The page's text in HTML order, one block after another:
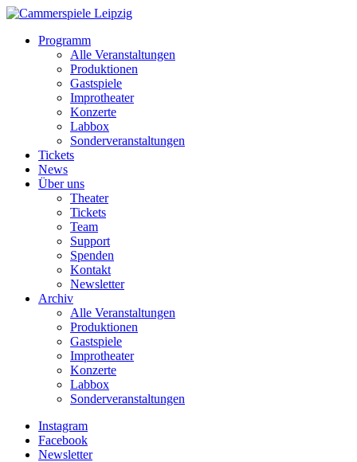
Programm
Alle Veranstaltungen
Produktionen
Gastspiele
Improtheater
Konzerte
Labbox
Sonderveranstaltungen
Tickets
News
Über uns
Theater
Tickets
Team
Support
Spenden
Kontakt
Newsletter
Archiv
Alle Veranstaltungen
Produktionen
Gastspiele
Improtheater
Konzerte
Labbox
Sonderveranstaltungen
Instagram
Facebook
Newsletter